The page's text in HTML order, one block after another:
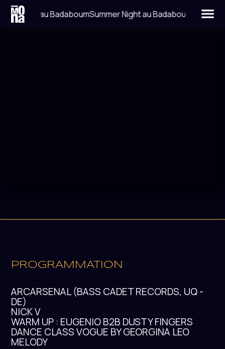
Night au BadaboumSummer Night au Badaboum
PROGRAMMATION
ARCARSENAL (BASS CADET RECORDS, UQ -
DE)
NICK V
WARM UP : EUGENIO B2B DUSTY FINGERS
DANCE CLASS VOGUE BY GEORGINA LEO
MELODY